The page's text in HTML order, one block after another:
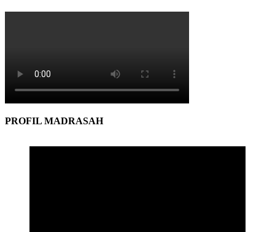
PROFIL MADRASAH